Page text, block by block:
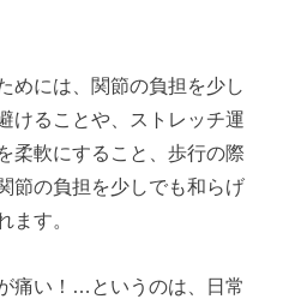
めには、関節の負担を少し
けることや、ストレッチ運
柔軟にすること、歩行の際
節の負担を少しでも和らげ
ます。
痛い！…というのは、日常